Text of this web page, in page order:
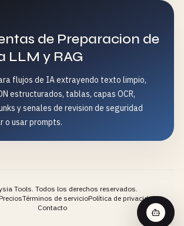
de Preparacion de
LLM y RAG
flujos de IA extrayendo texto limpio,
estructurados, tablas, capas OCR,
y senales de revision de seguridad
o usar prompts.
Tools. Todos los derechos reservados.
Términos de servicioPolítica de privacidad
Contacto